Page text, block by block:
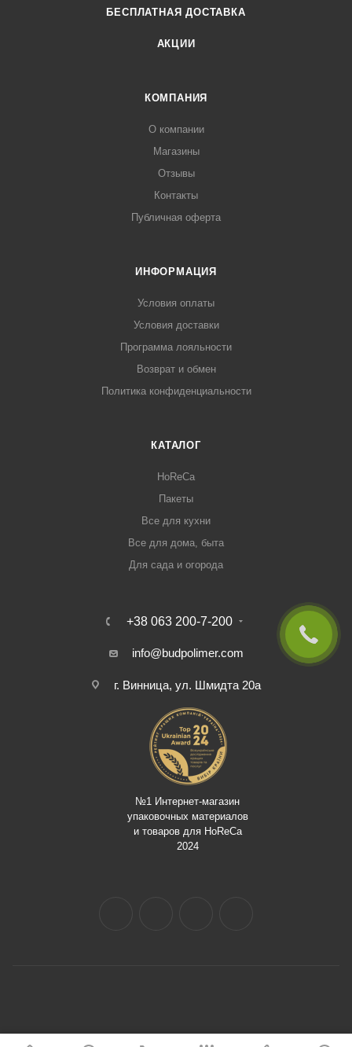
БЕСПЛАТНАЯ ДОСТАВКА
АКЦИИ
КОМПАНИЯ
О компании
Магазины
Отзывы
Контакты
Публичная оферта
ИНФОРМАЦИЯ
Условия оплаты
Условия доставки
Программа лояльности
Возврат и обмен
Политика конфиденциальности
КАТАЛОГ
HoReCa
Пакеты
Все для кухни
Все для дома, быта
Для сада и огорода
+38 063 200-7-200
info@budpolimer.com
г. Винница, ул. Шмидта 20а
№1 Интернет-магазин
упаковочных материалов
и товаров для HoReCa
2024